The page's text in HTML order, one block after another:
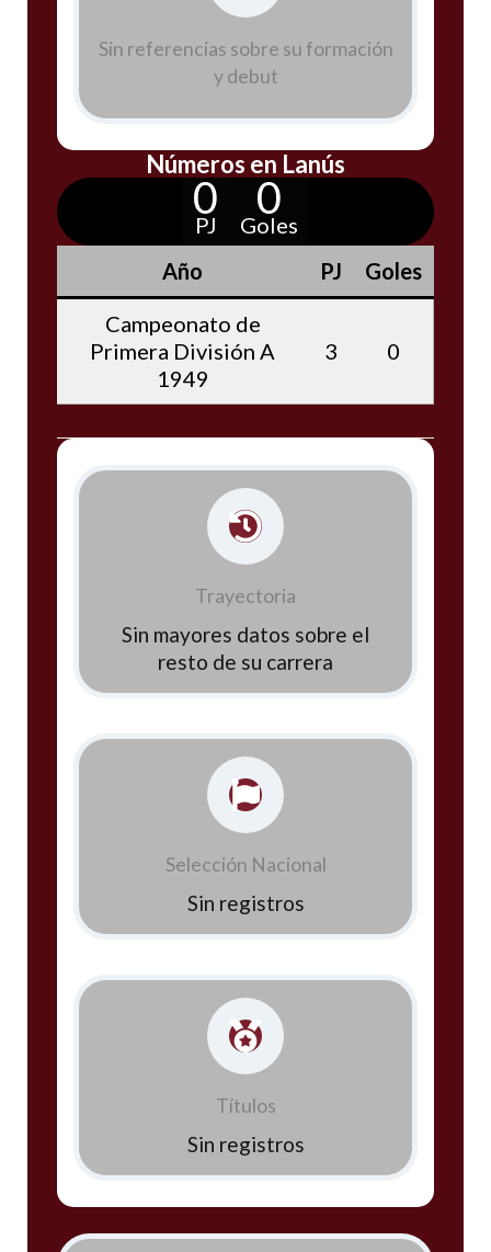
Sin referencias sobre su formación
y debut
Números en Lanús
0
PJ
0
Goles
Año
PJ
Goles
Campeonato de
Primera División A
1949
3 0
Trayectoria
Sin mayores datos sobre el
resto de su carrera
Selección Nacional
Sin registros
Títulos
Sin registros